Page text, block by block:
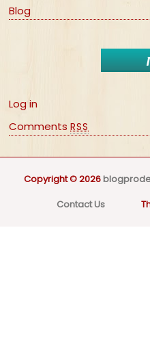
Blog
Log in
CommentsRSS
Copyright © 2026
Contact Us